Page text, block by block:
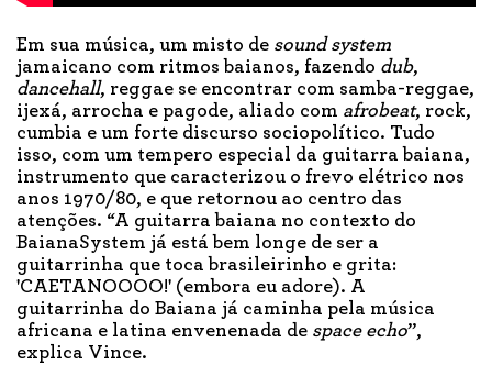
Em sua música, um misto de sound system
jamaicano com ritmos baianos, fazendo dub,
dancehall, reggae se encontrar com samba-reggae,
ijexá, arrocha e pagode, aliado com afrobeat, rock,
cumbia e um forte discurso sociopolítico. Tudo
isso, com um tempero especial da guitarra baiana,
instrumento que caracterizou o frevo elétrico nos
anos 1970/80, e que retornou ao centro das
atenções. “A guitarra baiana no contexto do
BaianaSystem já está bem longe de ser a
guitarrinha que toca brasileirinho e grita:
'CAETANOOOO!' (embora eu adore). A
guitarrinha do Baiana já caminha pela música
africana e latina envenenada de space echo”,
explica Vince.